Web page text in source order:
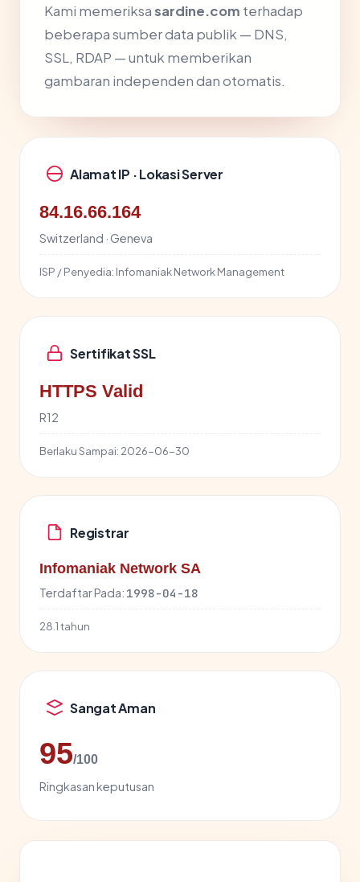
Kami memeriksasardine.com terhadap
beberapa sumber data publik — DNS,
SSL, RDAP — untuk memberikan
gambaran independen dan otomatis.
Alamat IP · Lokasi Server
84.16.66.164
Switzerland · Geneva
ISP / Penyedia: Infomaniak Network Management
Sertifikat SSL
HTTPS Valid
R12
Berlaku Sampai: 2026-06-30
Registrar
Infomaniak Network SA
Terdaftar Pada: 1998-04-18
28.1 tahun
Sangat Aman
95/100
Ringkasan keputusan